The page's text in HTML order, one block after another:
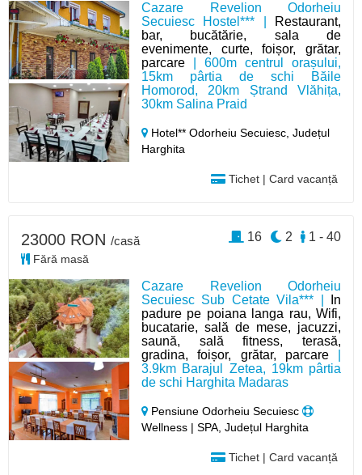
Cazare Revelion Odorheiu
Secuiesc Hostel*** |
Restaurant,
bar, bucătărie, sala de
evenimente, curte, foișor, grătar,
parcare | 600m centrul orașului,
15km pârtia de schi Băile
Homorod, 20km Ștrand Vlăhița,
30km Salina Praid
Hotel** Odorheiu Secuiesc,Județul
Harghita
Tichet | Card vacanță
Cazare Revelion Odorheiu
Secuiesc Sub Cetate Vila*** |
In
padure pe poiana langa rau, Wifi,
bucatarie, sală de mese, jacuzzi,
saună, sală fitness, terasă,
gradina, foișor, grătar, parcare|
3.9km Barajul Zetea, 19km pârtia
de schi Harghita Madaras
Pensiune Odorheiu Secuiesc
Wellness | SPA, Județul Harghita
Tichet | Card vacanță
23000 RON /casă
Fără masă
1 - 40
2
16